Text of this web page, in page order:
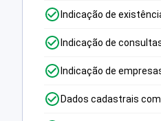
Indicação de
Indicação de
Indicação de
Dados cadastrais